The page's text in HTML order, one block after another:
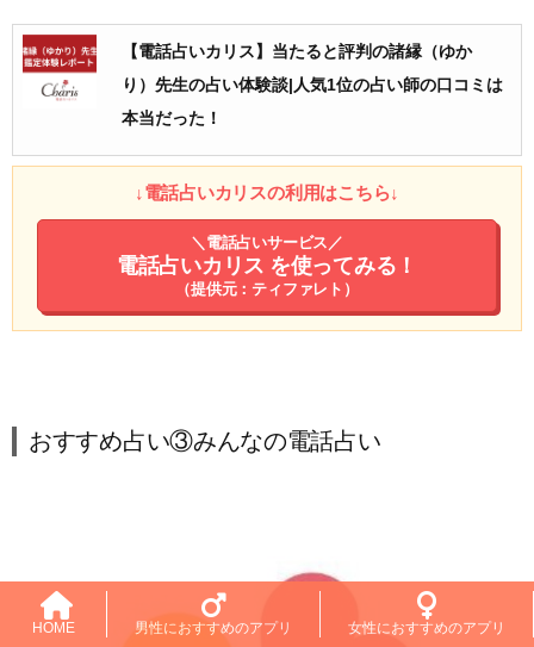
HOME 男性におすすめのアプリ 女性におすすめのアプリ
【電話占いカリス】当たると評判の諸縁（ゆか
り）先生の占い体験談|人気1位の占い師の口コミは
本当だった！
↓電話占いカリスの利用はこちら↓
＼電話占いサービス／
電話占いカリス を使ってみる！
（提供元：ティファレト）
おすすめ占い③みんなの電話占い